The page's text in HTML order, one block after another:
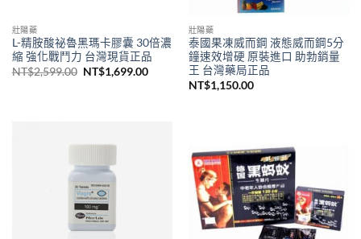
壯陽藥
L-精胺酸祕魯黑瑪卡膠囊 30倍濃
縮 強化戰鬥力 台灣現貨正品
NT$2,599.00 原
NT$1,699.00目
壯陽藥
泰國果凍威而鋼 液態威而鋼5分
鐘速效增硬 原裝進口 助勃銷量
王 台灣藥局正品
NT$1,150.00